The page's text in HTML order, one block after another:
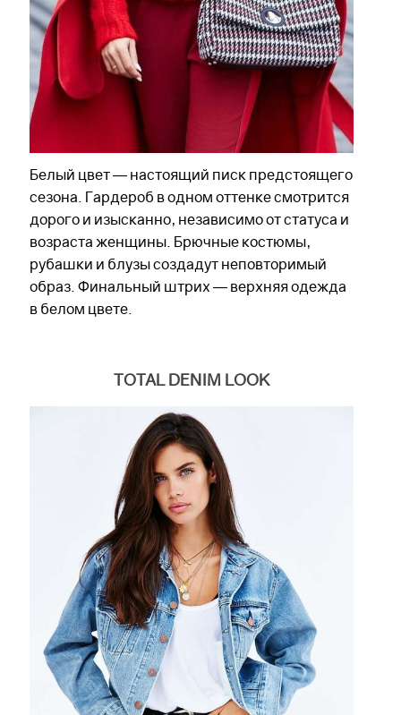
Белый цвет — настоящий писк предстоящего
сезона. Гардероб в одном оттенке смотрится
дорого и изысканно, независимо от статуса и
возраста женщины. Брючные костюмы,
рубашки и блузы создадут неповторимый
образ. Финальный штрих — верхняя одежда
в белом цвете.
TOTAL DENIM LOOK